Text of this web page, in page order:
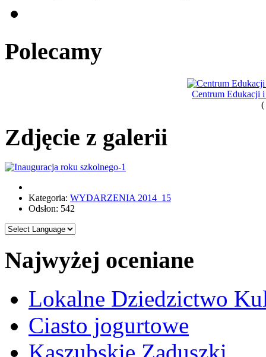
Polecamy
Centrum Edukacji
(
Zdjęcie z galerii
Kategoria: WYDARZENIA 2014_15
Odsłon: 542
Najwyżej oceniane
Lokalne Dziedzictwo
Ciasto jogurtowe
Kaszubskie Zaduszki